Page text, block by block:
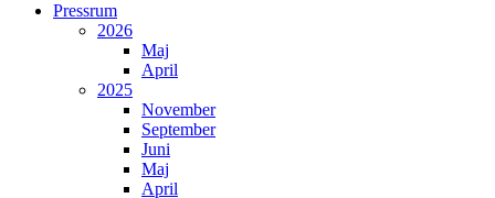
Pressrum
2026
Maj
April
2025
November
September
Juni
Maj
April